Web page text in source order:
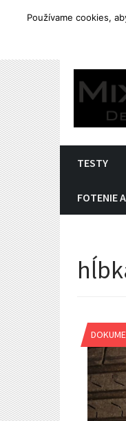
Skip
content
TESTY
FOTENIE
Používame cookies,